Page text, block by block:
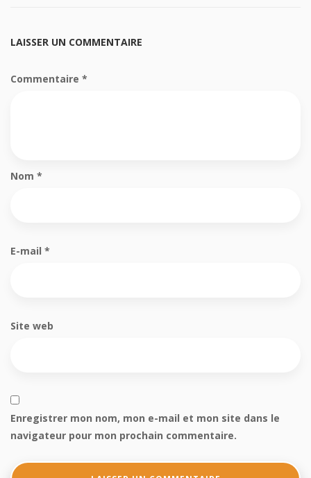
LAISSER UN COMMENTAIRE
Commentaire *
Nom *
E-mail *
Site web
Enregistrer mon nom, mon e-mail et mon site dans le
navigateur pour mon prochain commentaire.